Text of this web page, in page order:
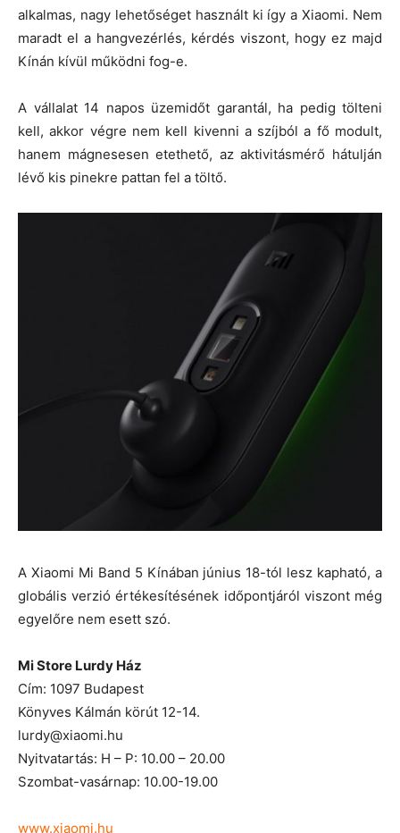
alkalmas, nagy lehetőséget használt ki így a Xiaomi. Nem
maradt el a hangvezérlés, kérdés viszont, hogy ez majd
Kínán kívül működni fog-e.
A vállalat 14 napos üzemidőt garantál, ha pedig tölteni
kell, akkor végre nem kell kivenni a szíjból a fő modult,
hanem mágnesesen etethető, az aktivitásmérő hátulján
lévő kis pinekre pattan fel a töltő.
A Xiaomi Mi Band 5 Kínában június 18-tól lesz kapható, a
globális verzió értékesítésének időpontjáról viszont még
egyelőre nem esett szó.
Mi Store Lurdy Ház
Cím: 1097 Budapest
Könyves Kálmán körút 12-14.
lurdy@xiaomi.hu
Nyitvatartás: H – P: 10.00 – 20.00
Szombat-vasárnap: 10.00-19.00
www.xiaomi.hu